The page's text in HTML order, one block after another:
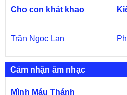
Cho con khát khao
Trần Ngọc Lan
Cảm nhận âm nhạc
Mình Máu Thánh